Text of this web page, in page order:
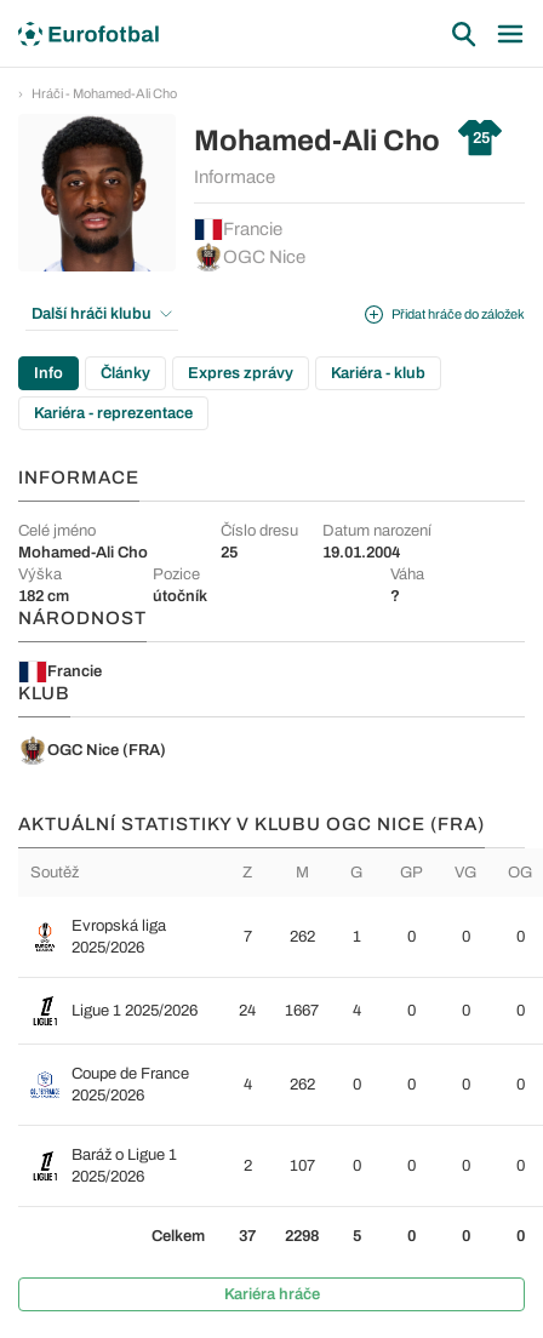
Hráči - Mohamed-Ali Cho
Mohamed-Ali Cho 25
Informace
Francie
OGC Nice
Přidat hráče do záložek
Další hráči klubu
Info Články Expres zprávy Kariéra - klub
Kariéra - reprezentace
INFORMACE
Celé jméno
Mohamed-Ali Cho
Číslo dresu
25
Datum narození
19.01.2004
Výška
182 cm
Pozice
útočník
Váha
?
NÁRODNOST
Francie
KLUB
OGC Nice (FRA)
AKTUÁLNÍ STATISTIKY V KLUBU OGC NICE (FRA)
Soutěž Z M G GP VG OG
Evropská liga
2025/2026
7 262 1 0 0 0
Ligue 1 2025/2026 24 1667 4 0 0 0
Coupe de France
2025/2026
4 262 0 0 0 0
Baráž o Ligue 1
2025/2026
2 107 0 0 0 0
Celkem 37 2298 5 0 0 0
Kariéra hráče